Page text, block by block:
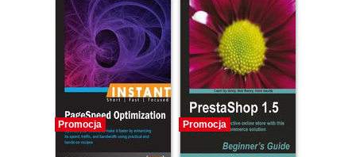
Promocja Promocja